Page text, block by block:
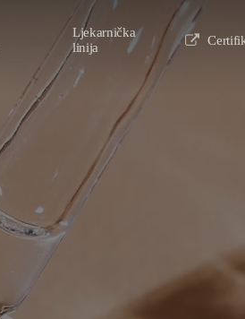
Ljekarnička
linija